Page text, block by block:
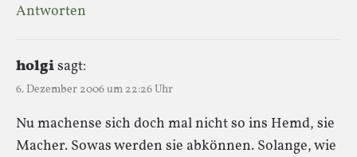
Antworten
holgisagt:
6. Dezember 2006 um 22:26 Uhr
Nu machense sich doch mal nicht so ins Hemd, sie
Macher. Sowas werden sie abkönnen. Solange, wie